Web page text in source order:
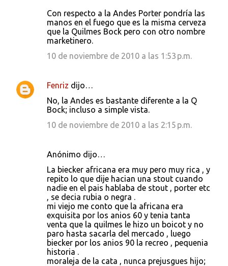
Con respecto a la Andes Porter pondría las
manos en el fuego que es la misma cerveza
que la Quilmes Bock pero con otro nombre
marketinero.
10 de noviembre de 2010 a las 1:53 p.m.
Fenriz dijo…
No, la Andes es bastante diferente a la Q
Bock; incluso a simple vista.
10 de noviembre de 2010 a las 2:15 p.m.
Anónimo dijo…
La biecker africana era muy pero muy rica , y
repito lo que dije hacian una stout cuando
nadie en el pais hablaba de stout , porter etc
, se decia rubia o negra .
mi viejo me conto que la africana era
exquisita por los anios 60 y tenia tanta
venta que la quilmes le hizo un boicot y no
paro hasta sacarla del mercado , luego
biecker por los anios 90 la recreo , pequenia
historia .
moraleja de la cata , nunca prejusgues hijo;